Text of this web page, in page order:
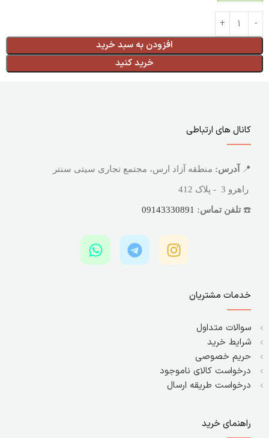
افزودن به سبد خرید
خرید کنید
کانال های ارتباطی
📍 آدرس: منطقه آزاد ارس، مجتمع تجاری سیتی سنتر
راهرو 3 - پلاک 412
☎️تلفن تماس: 09143330891
خدمات مشتریان
سوالات متداول
شرایط خرید
حریم خصوصی
درخواست کالای ناموجود
درخواست طریقه ارسال
راهنمای خرید